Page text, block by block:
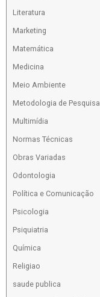
Literatura
Marketing
Matemática
Medicina
Meio Ambiente
Metodologia de Pesquisa
Multimídia
Normas Técnicas
Obras Variadas
Odontologia
Política e Comunicação
Psicologia
Psiquiatria
Química
Religiao
saude publica